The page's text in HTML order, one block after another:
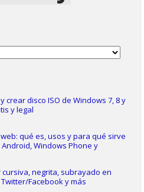
crear disco ISO de Windows 7, 8 y
y legal
qué es, usos y para qué sirve
Windows Phone y
cursiva, negrita, subrayado en
Facebook y más